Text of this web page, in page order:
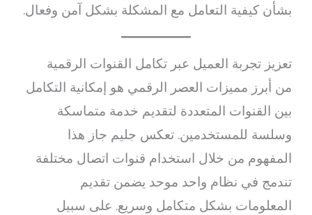
بشأن كيفية التعامل مع المشكلة بشكل آمن وفعال.
تعزيز تجربة العميل عبر تكامل القنوات الرقمية
من أبرز مميزات العصر الرقمي هو إمكانية التكامل
بين القنوات المتعددة لتقديم خدمة متماسكة
وسلسة للمستخدمين. تعكس جليم جاز هذا
المفهوم من خلال استخدام قنوات اتصال مختلفة
تندمج في نظام واحد موحد يضمن تقديم
المعلومات بشكل متكامل وسريع. على سبيل